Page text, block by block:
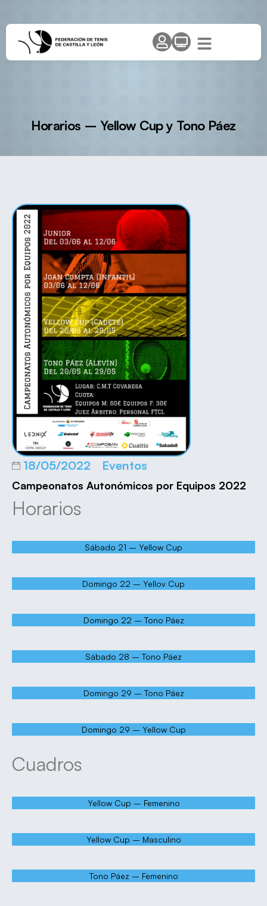
Horarios – Yellow Cup y Tono Páez
18/05/2022 Eventos
Campeonatos Autonómicos por Equipos 2022
Horarios
Sábado 21 – Yellow Cup
Domingo 22 – Yellov Cup
Domingo 22 – Tono Páez
Sábado 28 – Tono Páez
Domingo 29 – Tono Páez
Domingo 29 – Yellow Cup
Cuadros
Yellow Cup – Femenino
Yellow Cup – Masculino
Tono Páez – Femenino